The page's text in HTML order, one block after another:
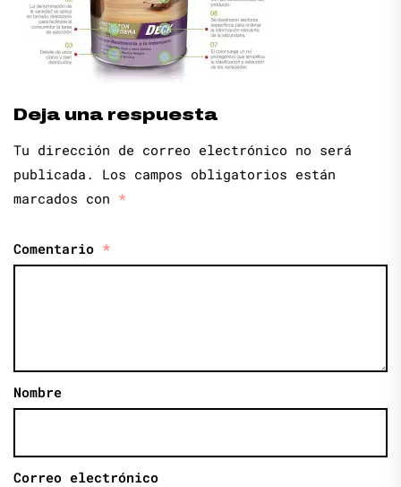
Deja una respuesta
Tu dirección de correo electrónico no será
publicada.
Los campos obligatorios están
marcados con *
Comentario *
Nombre
Correo electrónico